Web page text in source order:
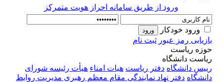
ورود از طريق سامانه احراز هويت متمركز
ورود خودکار
بازیابی رمز عبور ثبت نام
حوزه ریاست
ریاست دانشگاه
رییس دانشگاه دفتر ریاست هیات امناء هیأت رئیسه شورای
دانشگاه دفتر نهاد نمایندگی مقام معظم رهبری مدیریت روابط